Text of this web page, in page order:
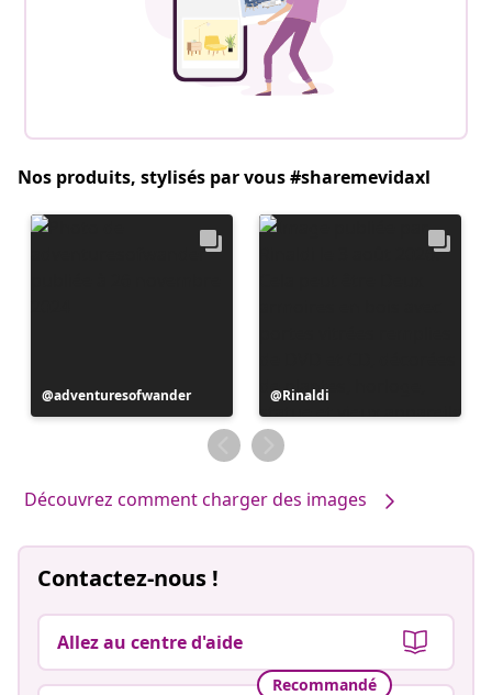
Nos produits, stylisés par vous #sharemevidaxl
Publication
publiée
adventuresofwander
Publication
publiée
par
Rinaldi
Découvrez comment charger des images
Contactez-nous !
Allez au centre d'aide
Recommandé